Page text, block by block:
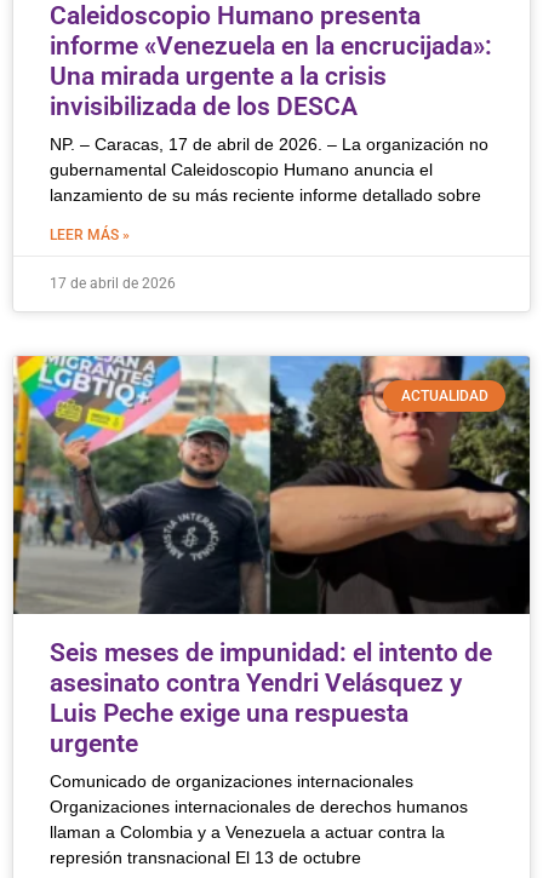
Caleidoscopio Humano presenta
informe «Venezuela en la encrucijada»:
Una mirada urgente a la crisis
invisibilizada de los DESCA
NP. – Caracas, 17 de abril de 2026. – La organización no
gubernamental Caleidoscopio Humano anuncia el
lanzamiento de su más reciente informe detallado sobre
LEER MÁS »
17 de abril de 2026
ACTUALIDAD
Seis meses de impunidad: el intento de
asesinato contra Yendri Velásquez y
Luis Peche exige una respuesta
urgente
Comunicado de organizaciones internacionales
Organizaciones internacionales de derechos humanos
llaman a Colombia y a Venezuela a actuar contra la
represión transnacional El 13 de octubre